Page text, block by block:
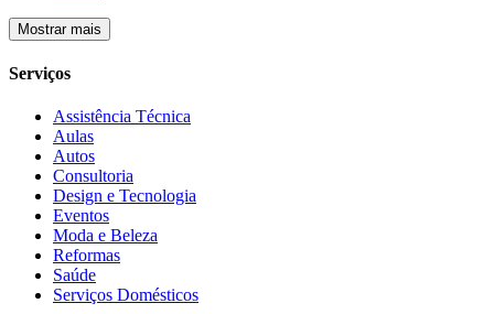
Mostrar mais
Serviços
Assistência Técnica
Aulas
Autos
Consultoria
Design e Tecnologia
Eventos
Moda e Beleza
Reformas
Saúde
Serviços Domésticos